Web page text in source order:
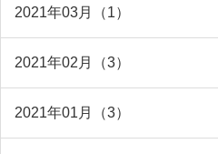
2021年03月（1）
2021年02月（3）
2021年01月（3）